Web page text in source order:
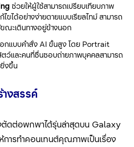
ช่วยให้ผู้ใช้สามารถเปรียบเทียบภาพ
ขได้อย่างง่ายดายแบบเรียลไทม์ สามารถ
ณะเดินทางอยู่ข้างนอก
กแบบคำสั่ง AI ขั้นสูง โดย Portrait
ว์และคนที่ชื่นชอบถ่ายภาพบุคคลสามารถ
งขึ้น
างสรรค์
ดต่อพกพาได้รุ่นล่าสุดบน Galaxy
การทำคอนเทนต์คุณภาพเป็นเรื่อง